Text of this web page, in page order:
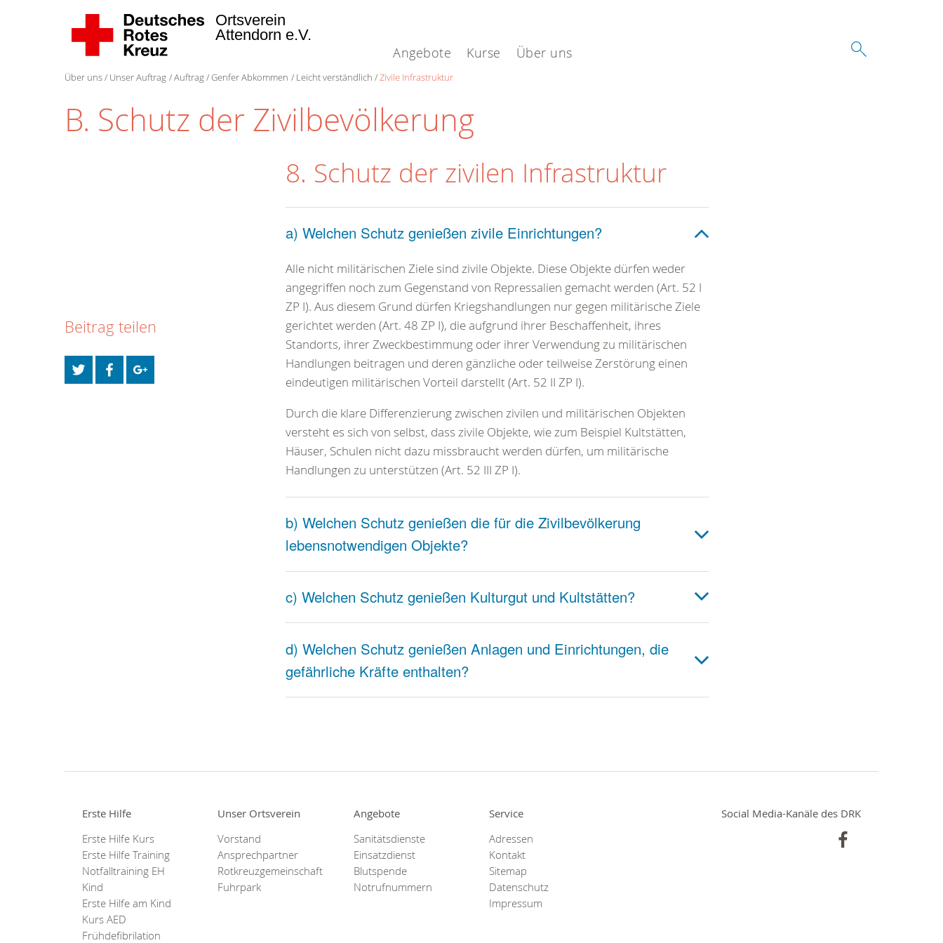
Angebote Kurse Über uns
Ortsverein
Attendorn e.V.
Über uns Unser Auftrag Auftrag Genfer Abkommen Leicht verständlich Zivile Infrastruktur
B. Schutz der Zivilbevölkerung
8. Schutz der zivilen Infrastruktur
a) Welchen Schutz genießen zivile Einrichtungen?
Alle nicht militärischen Ziele sind zivile Objekte. Diese Objekte dürfen weder
angegriffen noch zum Gegenstand von Repressalien gemacht werden (Art. 52 I
ZP I). Aus diesem Grund dürfen Kriegshandlungen nur gegen militärische Ziele
gerichtet werden (Art. 48 ZP I), die aufgrund ihrer Beschaffenheit, ihres
Standorts, ihrer Zweckbestimmung oder ihrer Verwendung zu militärischen
Handlungen beitragen und deren gänzliche oder teilweise Zerstörung einen
eindeutigen militärischen Vorteil darstellt (Art. 52 II ZP I).
Durch die klare Differenzierung zwischen zivilen und militärischen Objekten
versteht es sich von selbst, dass zivile Objekte, wie zum Beispiel Kultstätten,
Häuser, Schulen nicht dazu missbraucht werden dürfen, um militärische
Handlungen zu unterstützen (Art. 52 III ZP I).
b) Welchen Schutz genießen die für die Zivilbevölkerung
lebensnotwendigen Objekte?
c) Welchen Schutz genießen Kulturgut und Kultstätten?
d) Welchen Schutz genießen Anlagen und Einrichtungen, die
gefährliche Kräfte enthalten?
Beitrag teilen
Erste Hilfe
Erste Hilfe Kurs
Erste Hilfe Training
Notfalltraining EH
Kind
Erste Hilfe am Kind
Kurs AED
Frühdefibrilation
Unser Ortsverein
Vorstand
Ansprechpartner
Rotkreuzgemeinschaft
Fuhrpark
Angebote
Sanitätsdienste
Einsatzdienst
Blutspende
Notrufnummern
Service
Adressen
Kontakt
Sitemap
Datenschutz
Impressum
Social Media-Kanäle des DRK